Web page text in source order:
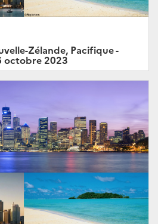
Zélande, Pacifique -
octobre 2023